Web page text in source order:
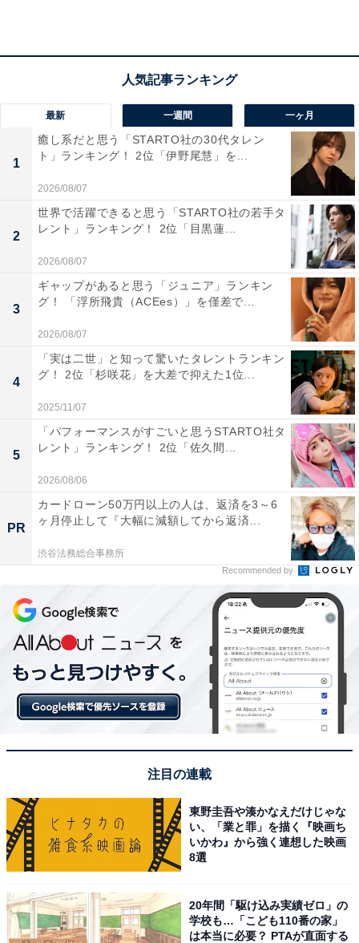
「群馬県内では老後の安心感が強い街で、新幹線停
車駅があり、商業施設・病院・行政サービスが充実
し、東京にも出やすく、便利なのに程よく落ち着い
ているから」（60代女性／愛知県）
「雰囲気が好きなためです」（20代女性／神奈川
群馬県の県庁所在地であり、赤城山の南麓に広がる美し
い「水と緑と詩のまち」です。市内には多くの川や豊か
な緑地、広大な公園が点在し、四季折々の爽やかな景観
が心を癒やします。行政・医療サービスが非常に手厚い
上、近年は官民一体の先進的な地方創生・街づくりが進
んでおり、僅差で見事首位を獲得しました。
「赤城山の麓で水と緑に癒やされつつ、物価の安さ
や災害の少なさを享受しながらゆったりと生活でき
るから」（30代女性／北海道）
「群馬県の中心地で利便性が良く、アウトドアスポ
最新 一週間 一ヶ月
1
癒し系だと思う「STARTO社の30代タレン
ト」ランキング！ 2位「伊野尾慧」を...
2026/08/07
2
世界で活躍できると思う「STARTO社の若手タ
レント」ランキング！ 2位「目黒蓮...
2026/08/07
3
ギャップがあると思う「ジュニア」ランキン
グ！ 「浮所飛貴（ACEes）」を僅差で...
2026/08/07
4
「実は二世」と知って驚いたタレントランキン
グ！ 2位「杉咲花」を大差で抑えた1位...
2025/11/07
5
「パフォーマンスがすごいと思うSTARTO社タ
レント」ランキング！ 2位「佐久間...
2026/08/06
PR
カードローン50万円以上の人は、返済を3～6
ヶ月停止して『大幅に減額してから返済...
渋谷法務総合事務所
Recommended by
注目の連載
東野圭吾や湊かなえだけじゃな
い、「業と罪」を描く『映画ち
いかわ』から強く連想した映画
8選
20年間「駆け込み実績ゼロ」の
学校も…「こども110番の家」
は本当に必要？ PTAが直面する